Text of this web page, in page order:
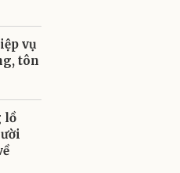
vụ
tôn
lồ